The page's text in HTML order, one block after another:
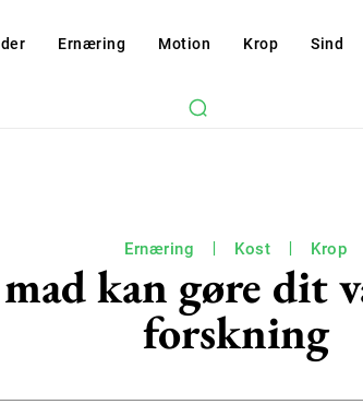
Ernæring Motion Krop Sind
Ernæring Kost Krop
kan gøre dit
forskning